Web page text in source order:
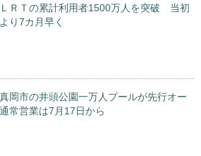
ＲＴの累計利用者1500万人を突破 当初
り7カ月早く
岡市の井頭公園一万人プールが先行オー
常営業は7月17日から